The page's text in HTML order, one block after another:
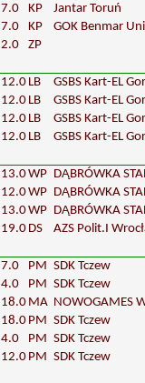
7.0 KP
Jantar Toruń
7.0 KP
GOK Benmar
2.0
ZP
12.0 LB
GSBS Kart-EL
12.0 LB
GSBS Kart-EL
12.0 LB
GSBS Kart-EL
12.0 LB
GSBS Kart-EL
13.0WP DĄBRÓWKA
12.0WP DĄBRÓWKA
13.0WP DĄBRÓWKA
19.0 DS
AZS Polit.I
7.0 PM SDK Tczew
4.0 PM SDK Tczew
18.0 MA NOWOGAMES
18.0 PM SDK Tczew
4.0 PM SDK Tczew
12.0 PM SDK Tczew